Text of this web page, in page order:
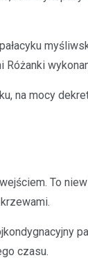
na mocy
To
czasu.